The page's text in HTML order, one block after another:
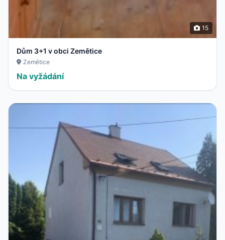
15
Dům 3+1 v obci Zemětice
Zemětice
Na vyžádání